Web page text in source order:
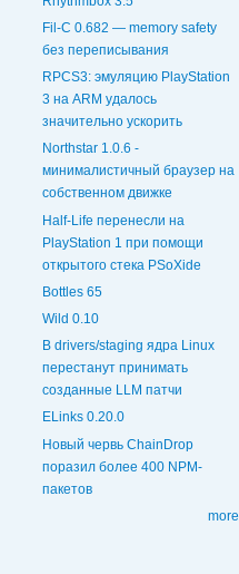
Fil-C 0.682 — memory safety
без переписывания
RPCS3: эмуляцию PlayStation
3 на ARM удалось
значительно ускорить
Northstar 1.0.6 -
минималистичный браузер на
собственном движке
Half-Life перенесли на
PlayStation 1 при помощи
открытого стека PSoXide
Bottles 65
Wild 0.10
В drivers/staging ядра Linux
перестанут принимать
созданные LLM патчи
ELinks 0.20.0
Новый червь ChainDrop
поразил более 400 NPM-
пакетов
more